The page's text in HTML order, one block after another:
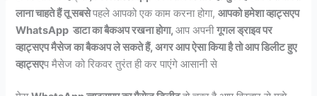
लाना चाहते हैं तू सबसेपहले आपको एक काम करना होगा,आपको हमेशा व्हाट्सएप
WhatsApp डाटा का बैकअप रखना होगा,आप अपनीगूगल ड्राइव पर
व्हाट्सएप मैसेज का बैकअप ले सकते हैं, अगर आप ऐसा किया है तो आप डिलीट हुए
व्हाट्सएप मैसेज को रिकवर तुरंत ही कर पाएंगे आसानी से